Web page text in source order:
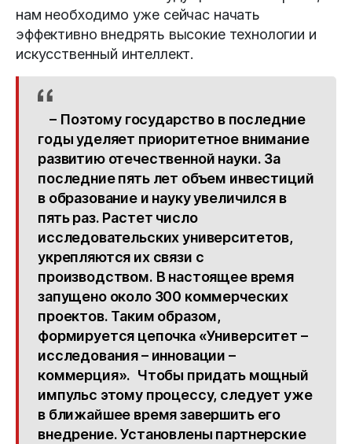
нам необходимо уже сейчас начать
эффективно внедрять высокие технологии и
искусственный интеллект.
– Поэтому государство в последние
годы уделяет приоритетное внимание
развитию отечественной науки. За
последние пять лет объем инвестиций
в образование и науку увеличился в
пять раз. Растет число
исследовательских университетов,
укрепляются их связи с
производством. В настоящее время
запущено около 300 коммерческих
проектов. Таким образом,
формируется цепочка «Университет –
исследования – инновации –
коммерция». Чтобы придать мощный
импульс этому процессу, следует уже
в ближайшее время завершить его
внедрение. Установлены партнерские